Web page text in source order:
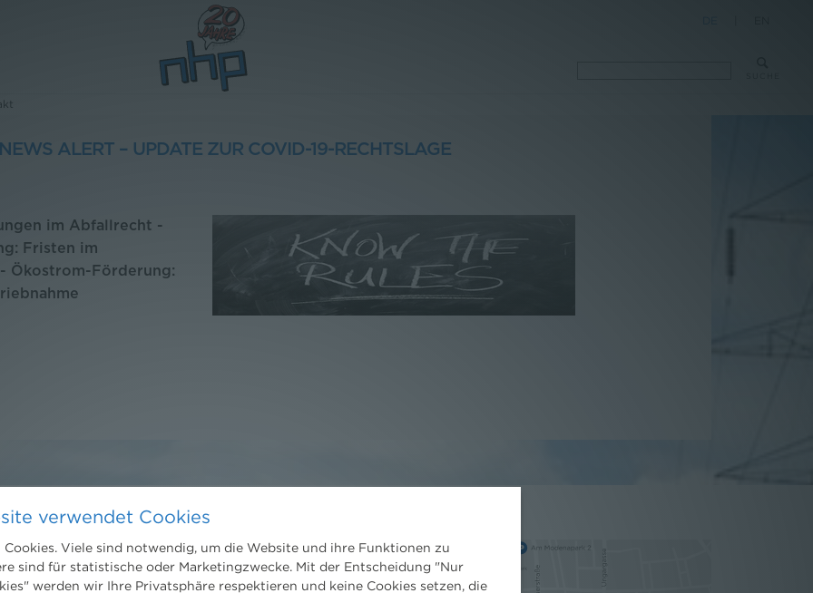
ALERT – UPDATE ZUR COVID-19-RECHTSLAGE
im Abfallrecht -
Fristen im
Ökostrom-Förderung:
Kontakt
Wien
verwendet Cookies
Viele sind notwendig, um die Website und ihre Funktionen zu
sind für statistische oder Marketingzwecke. Mit der Entscheidung "Nur
werden wir Ihre Privatsphäre respektieren und keine Cookies setzen, die